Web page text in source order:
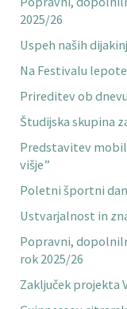
2025/26
Uspeh naših
Na Festivalu
Prireditev ob
Študijska skupina
Predstavitev
višje”
Poletni športni dan
Ustvarjalnost in
Popravni,
rok 2025/26
Zaključek projekta